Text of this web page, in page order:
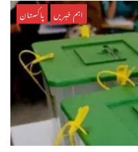
اہم خبریں پاکستان